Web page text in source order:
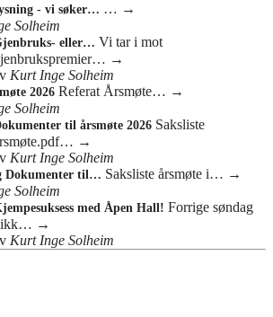
- vi søker… … →
Solheim
eller… Vi tar i mot
→
Kurt Inge Solheim
2026 Referat Årsmøte… →
Solheim
til årsmøte 2026 Saksliste
→
Kurt Inge Solheim
Dokumenter til… Saksliste årsmøte i… →
Solheim
med Åpen Hall! Forrige søndag
→
Kurt Inge Solheim